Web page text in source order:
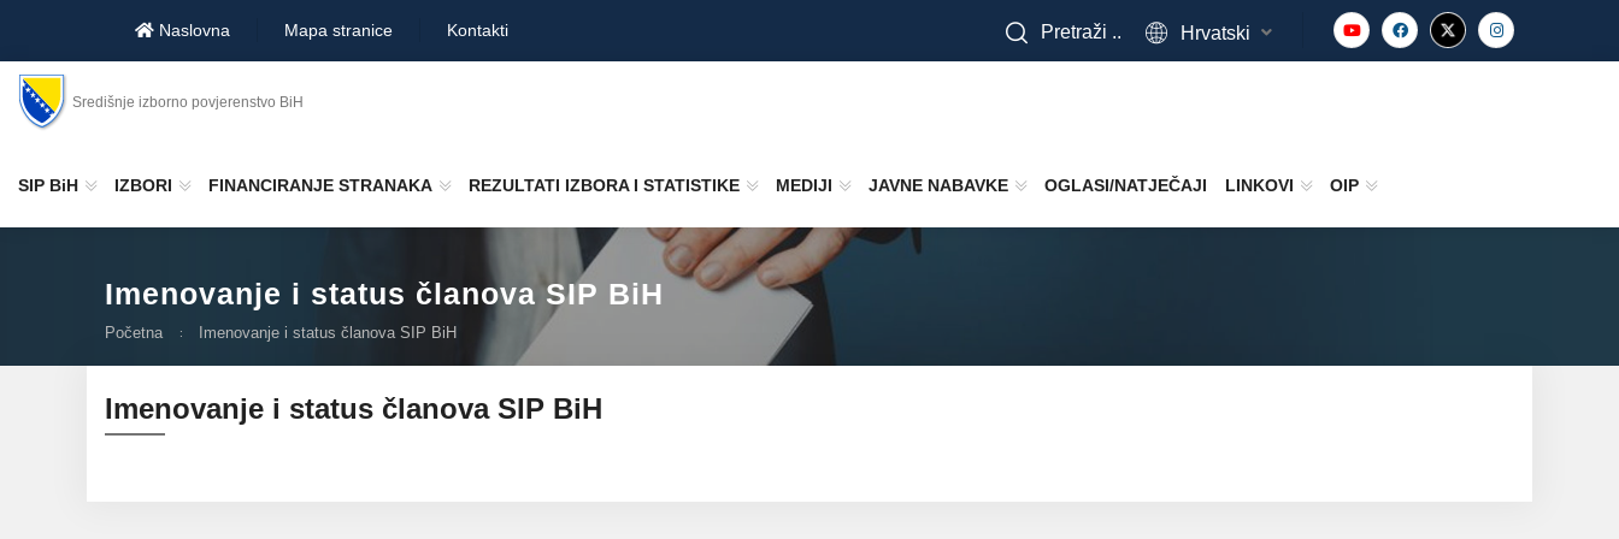
Naslovna Mapa stranice Kontakti Pretraži .. Hrvatski
Središnje izborno povjerenstvo BiH
SIP BiH IZBORI FINANCIRANJE STRANAKA REZULTATI IZBORA I STATISTIKE MEDIJI JAVNE NABAVKE OGLASI/NATJEČAJI LINKOVI OIP
Imenovanje i status članova SIP BiH
Početna Imenovanje i status članova SIP BiH
Imenovanje i status članova SIP BiH